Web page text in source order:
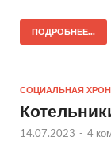
ПОДРОБНЕЕ...
СОЦИАЛЬНАЯ
14.07.2023 - 4